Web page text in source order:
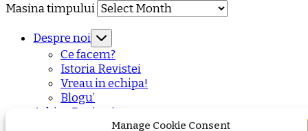
Manage Cookie Consent
Masina timpului
Despre noi
Ce facem?
Istoria Revistei
Vreau in echipa!
Blogu’
Arhiva Revistei